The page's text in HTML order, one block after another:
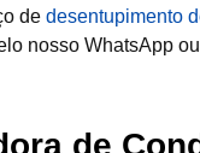
dedesentupimento
nosso WhatsApp
de